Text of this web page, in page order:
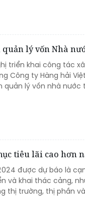
quản lý vốn Nhà
triển khai công tác
Công ty Hàng hải
quản lý vốn nhà nước
tiêu lãi cao hơn
được dự báo là
và khai thác cảng,
thị trường, thị phần